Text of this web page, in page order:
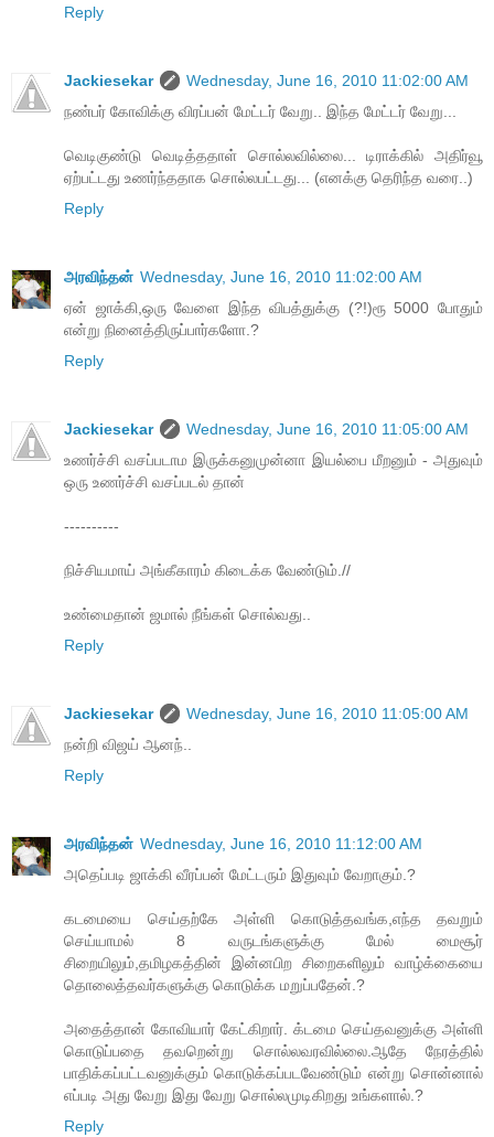
Reply
Jackiesekar
Wednesday, June 16, 2010 11:02:00 AM
நண்பர் கோவிக்கு விரப்பன் மேட்டர் வேறு.. இந்த மேட்டர் வேறு...
வெடிகுண்டு வெடித்ததாள் சொல்லவில்லை... டிராக்கில் அதிர்வூ
ஏற்பட்டது உணர்ந்ததாக சொல்லபட்டது... (எனக்கு தெரிந்த வரை..)
Reply
அரவிந்தன் Wednesday, June 16, 2010 11:02:00 AM
ஏன் ஜாக்கி,ஒரு வேளை இந்த விபத்துக்கு (?!)ரூ 5000 போதும்
என்று நினைத்திருப்பார்களோ.?
Reply
Jackiesekar
Wednesday, June 16, 2010 11:05:00 AM
உணர்ச்சி வசப்படாம இருக்கனுமுன்னா இயல்பை மீறனும் - அதுவும்
ஒரு உணர்ச்சி வசப்படல் தான்
----------
நிச்சியமாய் அங்கீகாரம் கிடைக்க வேண்டும்.//
உண்மைதான் ஜமால் நீங்கள் சொல்வது..
Reply
Jackiesekar
Wednesday, June 16, 2010 11:05:00 AM
நன்றி விஜய் ஆனந்..
Reply
அரவிந்தன் Wednesday, June 16, 2010 11:12:00 AM
அதெப்படி ஜாக்கி வீரப்பன் மேட்டரும் இதுவும் வேறாகும்.?
கடமையை செய்தற்கே அள்ளி கொடுத்தவங்க,எந்த தவறும்
செய்யாமல் 8 வருடங்களுக்கு மேல் மைசூர்
சிறையிலும்,தமிழகத்தின் இன்னபிற சிறைகளிலும் வாழ்க்கையை
தொலைத்தவர்களுக்கு கொடுக்க மறுப்பதேன்.?
அதைத்தான் கோவியார் கேட்கிறார். க்டமை செய்தவனுக்கு அள்ளி
கொடுப்பதை தவறென்று சொல்லவரவில்லை.ஆதே நேரத்தில்
பாதிக்கப்பட்டவனுக்கும் கொடுக்கப்படவேண்டும் என்று சொன்னால்
எப்படி அது வேறு இது வேறு சொல்லமுடிகிறது உங்களால்.?
Reply